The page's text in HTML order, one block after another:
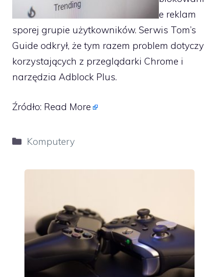
e reklam
sporej grupie użytkowników. Serwis Tom’s
Guide odkrył, że tym razem problem dotyczy
korzystających z przeglądarki Chrome i
narzędzia Adblock Plus.
Źródło: Read More
Kategorie
Komputery